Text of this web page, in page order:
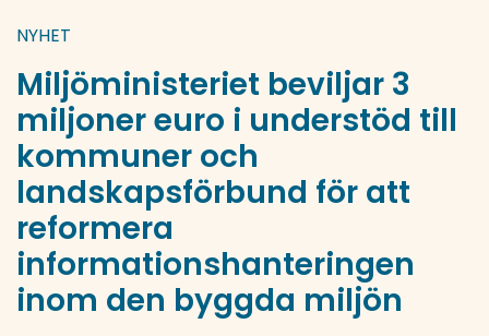
NYHET
Miljöministeriet beviljar 3
miljoner euro i understöd till
kommuner och
landskapsförbund för att
reformera
informationshanteringen
inom den byggda miljön